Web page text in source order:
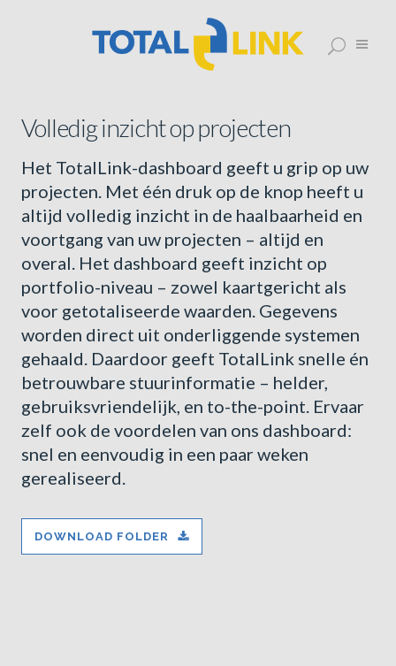
Volledig inzicht op projecten
Het TotalLink-dashboard geeft u grip op uw
projecten. Met één druk op de knop heeft u
altijd volledig inzicht in de haalbaarheid en
voortgang van uw projecten – altijd en
overal. Het dashboard geeft inzicht op
portfolio-niveau – zowel kaartgericht als
voor getotaliseerde waarden. Gegevens
worden direct uit onderliggende systemen
gehaald. Daardoor geeft TotalLink snelle én
betrouwbare stuurinformatie – helder,
gebruiksvriendelijk, en to-the-point. Ervaar
zelf ook de voordelen van ons dashboard:
snel en eenvoudig in een paar weken
gerealiseerd.
DOWNLOAD FOLDER